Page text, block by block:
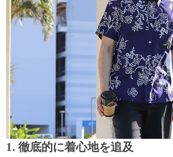
1. 徹底的に着心地を追及